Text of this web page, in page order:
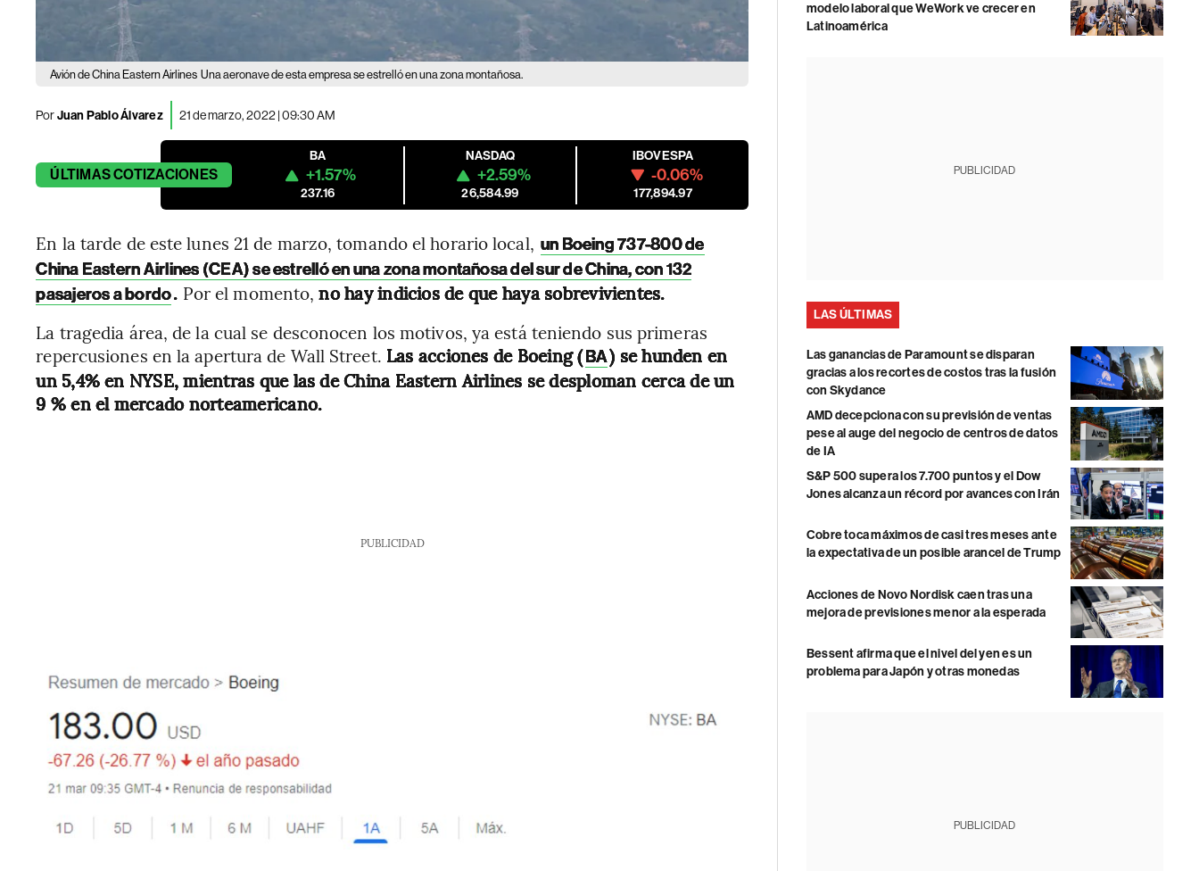
Avión de China Eastern Airlines Una aeronave de esta empresa se estrelló en una zona montañosa.
PorJuan Pablo Álvarez 21 de marzo, 2022 | 09:30 AM
ÚLTIMASCOTIZACIONES
BA
+1.57%
237.16
NASDAQ
+2.59%
26,584.99
IBOVESPA
-0.06%
177,894.97
En la tarde de este lunes 21 de marzo, tomando el horario local, un Boeing 737-800 de
China Eastern Airlines (CEA) se estrelló en una zona montañosa del sur de China, con 132
pasajeros a bordo. Por el momento,no hay indicios de que haya sobrevivientes.
La tragedia área, de la cual se desconocen los motivos, ya está teniendo sus primeras
repercusiones en la apertura de Wall Street. Las acciones de Boeing (BA) se hunden en
un 5,4% en NYSE, mientras que las de China Eastern Airlines se desploman cerca de un
9 % en el mercado norteamericano.
PUBLICIDAD
modelo laboral que WeWork ve crecer en
Latinoamérica
PUBLICIDAD
LAS ÚLTIMAS
Las ganancias de Paramount se disparan
gracias a los recortes de costos tras la fusión
con Skydance
AMD decepciona con su previsión de ventas
pese al auge del negocio de centros de datos
de IA
S&P 500 supera los 7.700 puntos y el Dow
Jones alcanza un récord por avances con Irán
Cobre toca máximos de casi tres meses ante
la expectativa de un posible arancel de Trump
Acciones de Novo Nordisk caen tras una
mejora de previsiones menor a la esperada
Bessent afirma que el nivel del yen es un
problema para Japón y otras monedas
PUBLICIDAD